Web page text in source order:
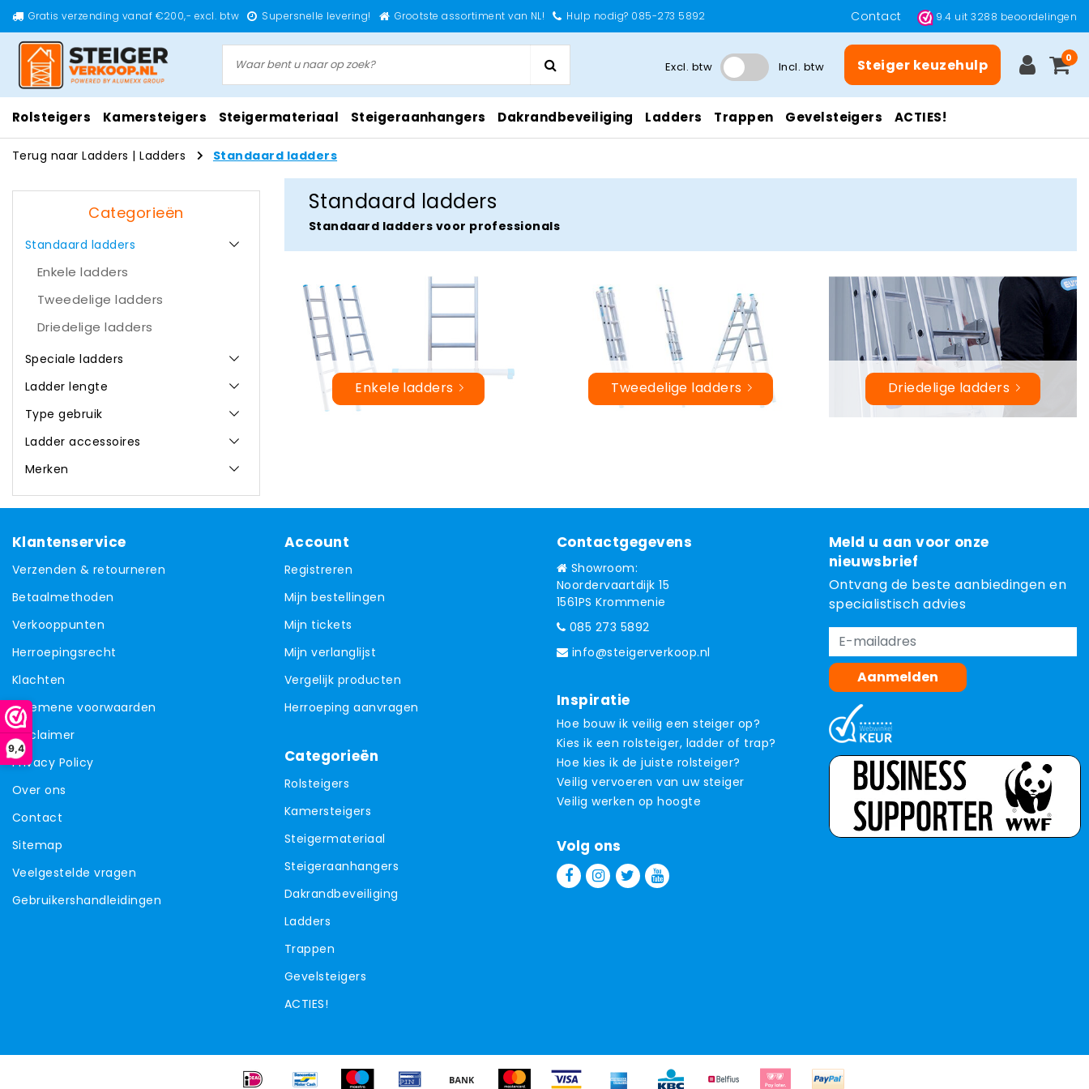
9,4
Gratis verzending vanaf €200,- excl. btw Supersnelle levering! Grootste assortiment van NL! Hulp nodig? 085-273 5892 Contact 9.4 uit3288 beoordelingen
Excl. btw Incl. btw Steiger keuzehulp 0
Rolsteigers Kamersteigers Steigermateriaal Steigeraanhangers Dakrandbeveiliging Ladders Trappen Gevelsteigers ACTIES!
Terug naar Ladders |Ladders Standaard ladders
Categorieën
Standaard ladders
Enkele ladders
Tweedelige ladders
Driedelige ladders
Speciale ladders
Ladder lengte
Type gebruik
Ladder accessoires
Merken
Standaard ladders
Standaard ladders voor professionals
Enkele ladders Tweedelige ladders Driedelige ladders
Klantenservice
Verzenden & retourneren
Betaalmethoden
Verkooppunten
Herroepingsrecht
Klachten
Algemene voorwaarden
Disclaimer
Privacy Policy
Over ons
Contact
Sitemap
Veelgestelde vragen
Gebruikershandleidingen
Account
Registreren
Mijn bestellingen
Mijn tickets
Mijn verlanglijst
Vergelijk producten
Herroeping aanvragen
Categorieën
Rolsteigers
Kamersteigers
Steigermateriaal
Steigeraanhangers
Dakrandbeveiliging
Ladders
Trappen
Gevelsteigers
ACTIES!
Contactgegevens
Showroom:
Noordervaartdijk 15
1561PS Krommenie
085 273 5892
info@steigerverkoop.nl
Inspiratie
Hoe bouw ik veilig een steiger op?
Kies ik een rolsteiger, ladder of trap?
Hoe kies ik de juiste rolsteiger?
Veilig vervoeren van uw steiger
Veilig werken op hoogte
Volg ons
Meld u aan voor onze
nieuwsbrief
Ontvang de beste aanbiedingen en
specialistisch advies
Aanmelden